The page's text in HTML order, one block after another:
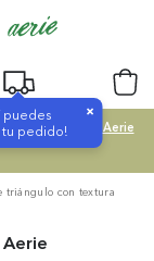
puedes
tu pedido!
×
SALE|Comprar Aerie
triángulo con textura